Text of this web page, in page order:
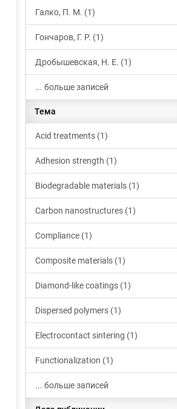
Галко, П. М. (1)
Гончаров, Г. Р. (1)
Дробышевская, Н. Е. (1)
... больше записей
Тема
Acid treatments (1)
Adhesion strength (1)
Biodegradable materials (1)
Carbon nanostructures (1)
Compliance (1)
Composite materials (1)
Diamond-like coatings (1)
Dispersed polymers (1)
Electrocontact sintering (1)
Functionalization (1)
... больше записей